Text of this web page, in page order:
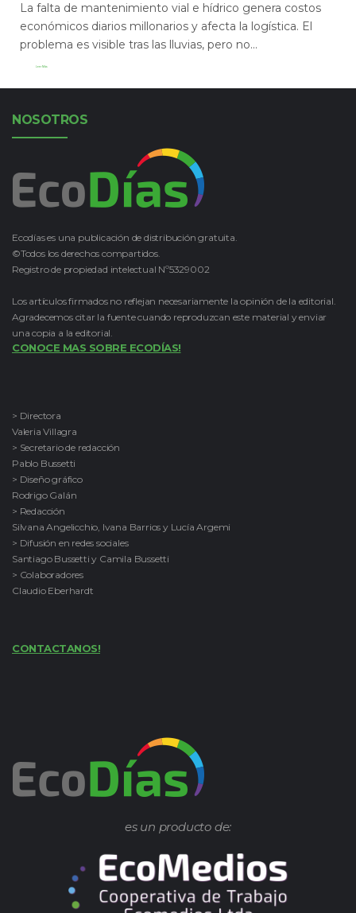
La falta de mantenimiento vial e hídrico genera costos
económicos diarios millonarios y afecta la logística. El
problema es visible tras las lluvias, pero no...
Leer Más
NOSOTROS
Ecodías es una publicación de distribución gratuita.
©Todos los derechos compartidos.
Registro de propiedad intelectual Nº5329002
Los artículos firmados no reflejan necesariamente la opinión de la editorial.
Agradecemos citar la fuente cuando reproduzcan este material y enviar
una copia a la editorial.
CONOCE MAS SOBRE ECODÍAS!
> Directora
Valeria Villagra
> Secretario de redacción
Pablo Bussetti
> Diseño gráfico
Rodrigo Galán
> Redacción
Silvana Angelicchio, Ivana Barrios y Lucía Argemi
> Difusión en redes sociales
Santiago Bussetti y Camila Bussetti
> Colaboradores
Claudio Eberhardt
CONTACTANOS!
es un producto de: